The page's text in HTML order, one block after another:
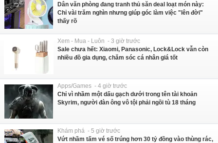
Dân văn phòng đang tranh thủ săn deal loạt món này:
Chỉ vài trăm nghìn nhưng giúp góc làm việc "lên đời"
thấy rõ
Xem - Mua - Luôn - 3 giờ trước
Sale chưa hết: Xiaomi, Panasonic, Lock&Lock vẫn còn
nhiều đồ gia dụng, chăm sóc cá nhân giá tốt
Apps/Games - 4 giờ trước
Chỉ vì nhầm một dấu gạch dưới trong tên tài khoản
Skyrim, người đàn ông vô tội phải ngồi tù 18 tháng
Khám phá - 5 giờ trước
Vứt nhầm tấm vé số trúng hơn 30 tỷ đồng vào thùng rác,